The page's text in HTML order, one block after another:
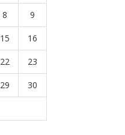
8 9
15 16
22 23
29 30